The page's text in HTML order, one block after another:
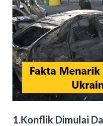
1.Konflik Dimulai